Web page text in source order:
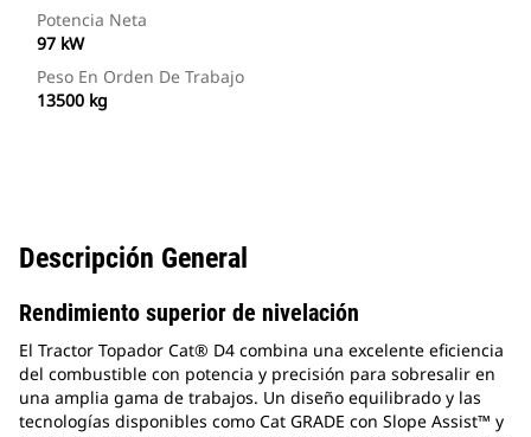
Potencia Neta
97 kW
Peso En Orden De Trabajo
13500 kg
Descripción General
Rendimiento superior de nivelación
El Tractor Topador Cat® D4 combina una excelente eficiencia
del combustible con potencia y precisión para sobresalir en
una amplia gama de trabajos. Un diseño equilibrado y las
tecnologías disponibles como Cat GRADE con Slope Assist™ y